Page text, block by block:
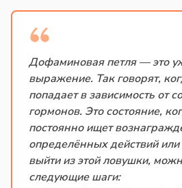
Дофаминовая петля — это
выражение. Так говорят,
попадает в зависимость от
гормонов. Это состояние,
постоянно ищет
определённых действий
выйти из этой ловушки,
следующие шаги: